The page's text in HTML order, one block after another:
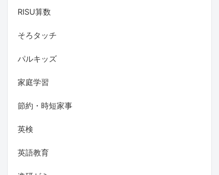
RISU算数
そろタッチ
パルキッズ
家庭学習
節約・時短家事
英検
英語教育